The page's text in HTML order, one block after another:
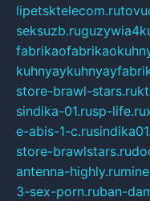
lipetsktelecom.ru
seksuzb.ru
store-brawl-stars.ru
sindika-01.rusp-life.ru
e-abis-1-c.ru
store-brawlstars.ru
antenna-highly.ru
3-sex-porn.ruban-